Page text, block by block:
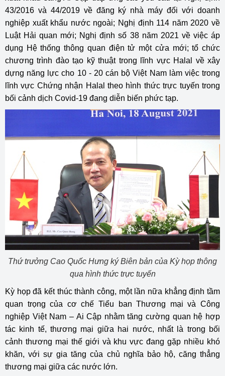
43/2016 và 44/2019 về đăng ký nhà máy đối với doanh
nghiệp xuất khẩu nước ngoài; Nghị định 114 năm 2020 về
Luật Hải quan mới; Nghị định số 38 năm 2021 về việc áp
dụng Hệ thống thông quan điện tử một cửa mới; tổ chức
chương trình đào tạo kỹ thuật trong lĩnh vực Halal về xây
dựng năng lực cho 10 - 20 cán bộ Việt Nam làm việc trong
lĩnh vực Chứng nhận Halal theo hình thức trực tuyến trong
bối cảnh dịch Covid-19 đang diễn biến phức tạp.
Thứ trưởng Cao Quốc Hưng ký Biên bản của Kỳ họp thông
qua hình thức trực tuyến
Kỳ họp đã kết thúc thành công, một lần nữa khẳng định tầm
quan trọng của cơ chế Tiểu ban Thương mại và Công
nghiệp Việt Nam – Ai Cập nhằm tăng cường quan hệ hợp
tác kinh tế, thương mại giữa hai nước, nhất là trong bối
cảnh thương mại thế giới và khu vực đang gặp nhiều khó
khăn, với sự gia tăng của chủ nghĩa bảo hộ, căng thẳng
thương mại giữa các nước lớn.